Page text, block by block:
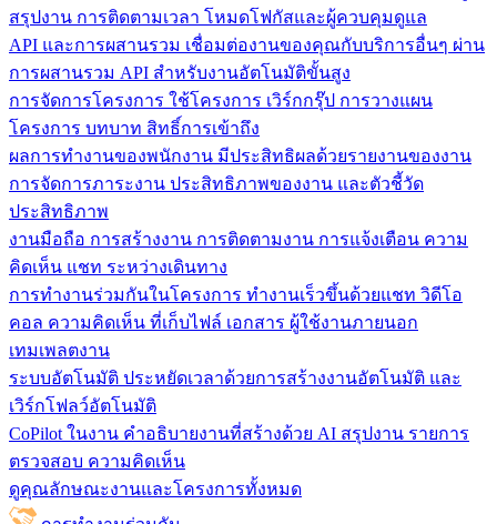
สรุปงาน การติดตามเวลา โหมดโฟกัสและผู้ควบคุมดูแล
API และการผสานรวม เชื่อมต่องานของคุณกับบริการอื่นๆ ผ่าน
การผสานรวม API สำหรับงานอัตโนมัติขั้นสูง
การจัดการโครงการ ใช้โครงการ เวิร์กกรุ๊ป การวางแผน
โครงการ บทบาท สิทธิ์การเข้าถึง
ผลการทำงานของพนักงาน มีประสิทธิผลด้วยรายงานของงาน
การจัดการภาระงาน ประสิทธิภาพของงาน และตัวชี้วัด
ประสิทธิภาพ
งานมือถือ การสร้างงาน การติดตามงาน การแจ้งเตือน ความ
คิดเห็น แชท ระหว่างเดินทาง
การทำงานร่วมกันในโครงการ ทํางานเร็วขึ้นด้วยแชท วิดีโอ
คอล ความคิดเห็น ที่เก็บไฟล์ เอกสาร ผู้ใช้งานภายนอก
เทมเพลตงาน
ระบบอัตโนมัติ ประหยัดเวลาด้วยการสร้างงานอัตโนมัติ และ
เวิร์กโฟลว์อัตโนมัติ
CoPilot ในงาน คำอธิบายงานที่สร้างด้วย AI สรุปงาน รายการ
ตรวจสอบ ความคิดเห็น
ดูคุณลักษณะงานและโครงการทั้งหมด